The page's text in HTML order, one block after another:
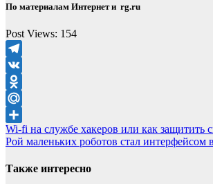
По материалам Интернет и rg.ru
Post Views: 154
Telegram
VK
Odnoklassniki
Mail.Ru
Отправить
Навигация
по
записям
Wi-fi на службе хакеров или как защитить
Рой маленьких роботов стал интерфейсом
Также интересно